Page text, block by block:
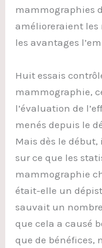
mammographies
amélioreraient les
les avantages
Huit essais
mammographie,
l’évaluation de
menés depuis le
Mais dès le début,
sur ce que les
mammographie
était-elle un
sauvait un
que cela a causé
que de bénéfices,